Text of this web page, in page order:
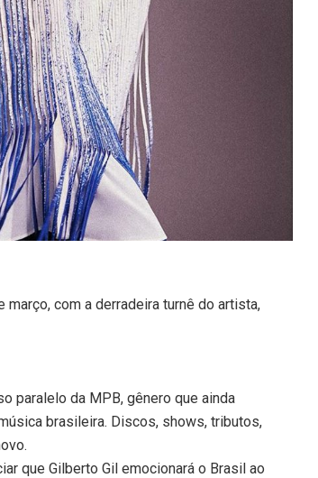
com a derradeira turnê do artista,
paralelo da MPB, gênero que ainda
brasileira. Discos, shows, tributos,
que Gilberto Gil emocionará o Brasil ao